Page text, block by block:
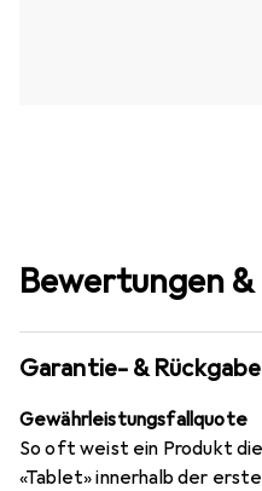
Bewertungen
Garantie- &
Gewährleistungsfallquote
So oft weist ein Produkt
«Tablet» innerhalb der